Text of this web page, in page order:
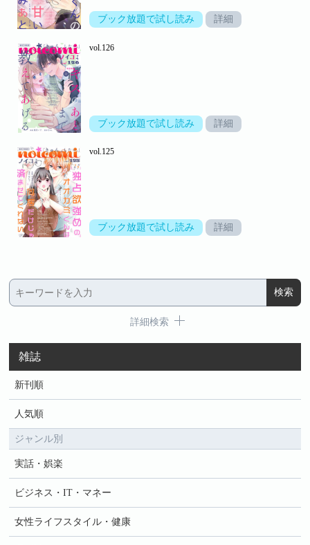
ブック放題で試し読み 詳細
vol.126
ブック放題で試し読み 詳細
vol.125
ブック放題で試し読み 詳細
詳細検索
雑誌
新刊順
人気順
ジャンル別
実話・娯楽
ビジネス・IT・マネー
女性ライフスタイル・健康